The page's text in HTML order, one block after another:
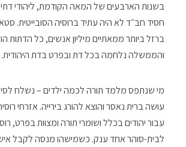
בשנות הארבעים של המאה הקודמת, ליהודי
חסיד חב״ד לא היה עתיד ברוסיה הסובייטית.
ברזל ביותר ממאתיים מיליון אנשים, כל הדתות
והממשלה נלחמה בכל דת ובפרט בדת היהודית.
מי שנתפס מלמד תורה לכמה ילדים – נשלח
עושה ברית נאסר והוצא להורג בירייה. אזרחי
עבור יהודים בכלל ושומרי תורה ומצוות בפרט,
לבית-סוהר אחד ענק. כשמישהו מנסה לקבל